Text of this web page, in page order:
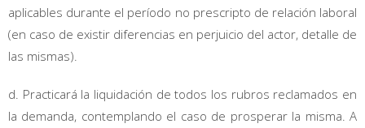
aplicables durante el período no prescripto de relación laboral
(en caso de existir diferencias en perjuicio del actor, detalle de
las mismas).
d. Practicará la liquidación de todos los rubros reclamados en
la demanda, contemplando el caso de prosperar la misma. A